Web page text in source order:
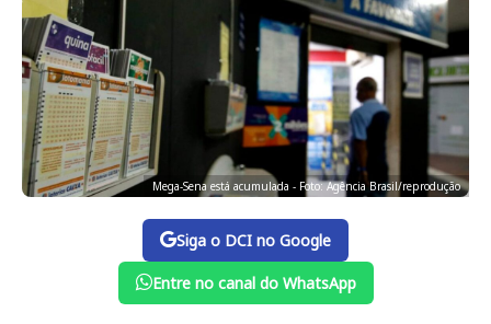
Mega-Sena está acumulada - Foto: Agência Brasil/reprodução
Siga o DCI no Google
Entre no canal do WhatsApp